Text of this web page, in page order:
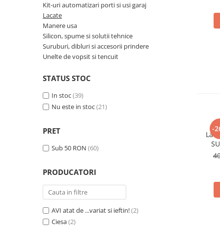
Odorizant toaleta
Oglinzi si mobilier baie
Ascutitoare cutite
Baterii sanitare bucatarie
Curatatoare legume si fructe
Cutite si seturi de cutite
Masini de tocat si macinat
Polonice, linguri si clesti de
Prese si storcatoare manuale
Tacamuri si seturi
Tirbusoane si dopuri
Cantare electronice comerciale
Kit-uri automatizari porti si usi garaj
Lacate
Manere usa
Silicon, spume si solutii tehnice
Suruburi, dibluri si accesorii prindere
Unelte de vopsit si tencuit
STATUS STOC
In stoc(39)
Nu este in stoc(21)
PRET
Sub 50 RON (60)
PRODUCATORI
AVI atat de ...variat si ieftin!(2)
Ciesa(2)
-